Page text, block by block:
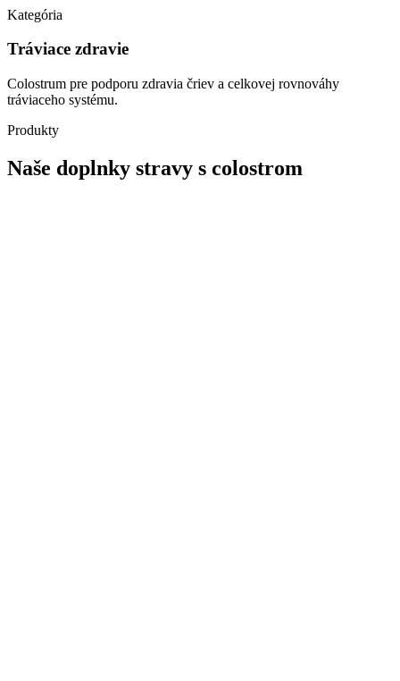
Kategória
Tráviace zdravie
Colostrum pre podporu zdravia čriev a celkovej rovnováhy
tráviaceho systému.
Produkty
Naše doplnky stravy s colostrom